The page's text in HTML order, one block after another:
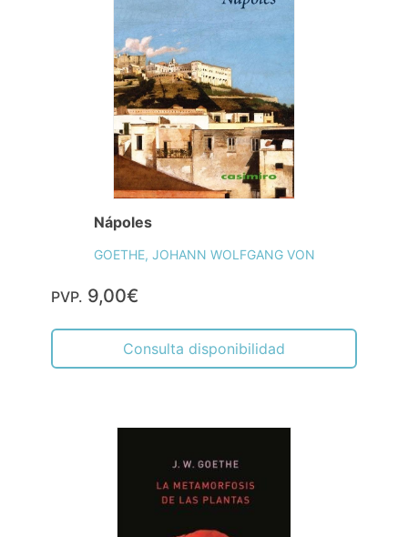
Nápoles
GOETHE, JOHANN WOLFGANG VON
PVP. 9,00€
Consulta disponibilidad